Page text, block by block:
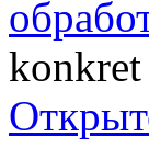
konkret